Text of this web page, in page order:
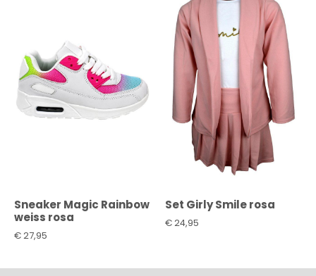
Sneaker Magic Rainbow
weiss rosa
€27,95
Set Girly Smile rosa
€24,95